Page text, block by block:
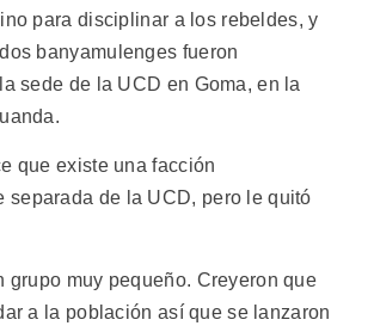
para disciplinar a los rebeldes, y
banyamulenges fueron
sede de la UCD en Goma, en la
que existe una facción
separada de la UCD, pero le quitó
grupo muy pequeño. Creyeron que
a la población así que se lanzaron